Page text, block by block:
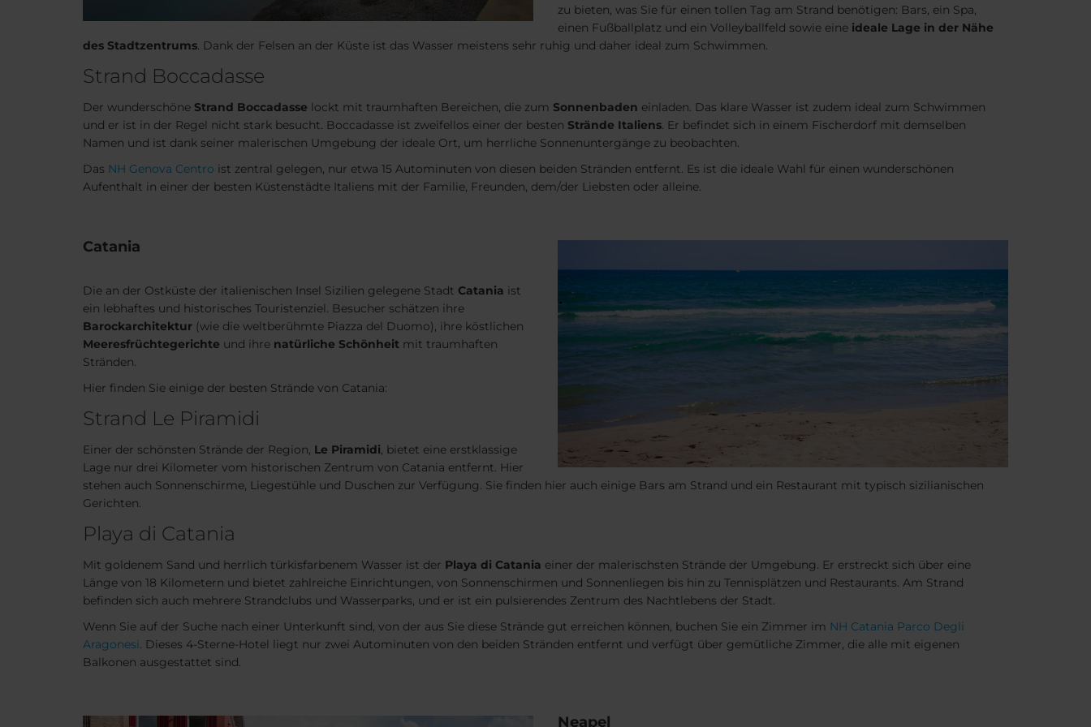
zu bieten, was Sie für einen tollen Tag am Strand benötigen: Bars, ein Spa,
einen Fußballplatz und ein Volleyballfeld sowie eine ideale Lage in der Nähe
des Stadtzentrums. Dank der Felsen an der Küste ist das Wasser meistens sehr ruhig und daher ideal zum Schwimmen.
Strand Boccadasse
Der wunderschöne Strand Boccadasse lockt mit traumhaften Bereichen, die zum Sonnenbaden einladen. Das klare Wasser ist zudem ideal zum Schwimmen
und er ist in der Regel nicht stark besucht. Boccadasse ist zweifellos einer der besten Strände Italiens. Er befindet sich in einem Fischerdorf mit demselben
Namen und ist dank seiner malerischen Umgebung der ideale Ort, um herrliche Sonnenuntergänge zu beobachten.
Das NH Genova Centro ist zentral gelegen, nur etwa 15 Autominuten von diesen beiden Stränden entfernt. Es ist die ideale Wahl für einen wunderschönen
Aufenthalt in einer der besten Küstenstädte Italiens mit der Familie, Freunden, dem/der Liebsten oder alleine.
Catania
Die an der Ostküste der italienischen Insel Sizilien gelegene Stadt Catania ist
ein lebhaftes und historisches Touristenziel. Besucher schätzen ihre
Barockarchitektur (wie die weltberühmte Piazza del Duomo), ihre köstlichen
Meeresfrüchtegerichte und ihre natürliche Schönheit mit traumhaften
Stränden.
Hier finden Sie einige der besten Strände von Catania:
Strand Le Piramidi
Einer der schönsten Strände der Region, Le Piramidi, bietet eine erstklassige
Lage nur drei Kilometer vom historischen Zentrum von Catania entfernt. Hier
stehen auch Sonnenschirme, Liegestühle und Duschen zur Verfügung. Sie finden hier auch einige Bars am Strand und ein Restaurant mit typisch sizilianischen
Gerichten.
Playa di Catania
Mit goldenem Sand und herrlich türkisfarbenem Wasser ist der Playa di Catania einer der malerischsten Strände der Umgebung. Er erstreckt sich über eine
Länge von 18 Kilometern und bietet zahlreiche Einrichtungen, von Sonnenschirmen und Sonnenliegen bis hin zu Tennisplätzen und Restaurants. Am Strand
befinden sich auch mehrere Strandclubs und Wasserparks, und er ist ein pulsierendes Zentrum des Nachtlebens der Stadt.
Wenn Sie auf der Suche nach einer Unterkunft sind, von der aus Sie diese Strände gut erreichen können, buchen Sie ein Zimmer im NH Catania Parco Degli
Aragonesi. Dieses 4-Sterne-Hotel liegt nur zwei Autominuten von den beiden Stränden entfernt und verfügt über gemütliche Zimmer, die alle mit eigenen
Balkonen ausgestattet sind.
Neapel